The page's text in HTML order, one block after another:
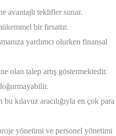
avantajlı teklifler sunar.
bir fırsattır.
yardımcı olurken finansal
olan talep artış göstermektedir.
kılavuz aracılığıyla en çok para
yönetimi ve personel yönetimi